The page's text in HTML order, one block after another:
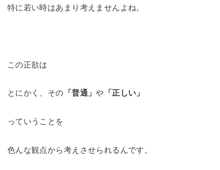
特に若い時はあまり考えませんよね。
この正欲は
とにかく、その 「普通」や 「正しい」
っていうことを
色んな観点から考えさせられるんです。